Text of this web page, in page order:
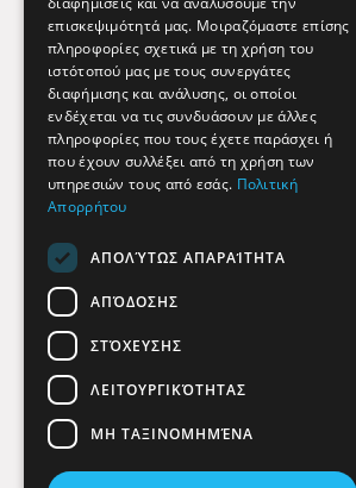
Απόρρητο
Όροι Χρήσης
Πολιτική προστασίας
Findhere
Social Media
επισκεψιμότητά μας. Μοιραζόμαστε επίσης
πληροφορίες σχετικά με τη χρήση του
ιστότοπού μας με τους συνεργάτες
διαφήμισης και ανάλυσης, οι οποίοι
ενδέχεται να τις συνδυάσουν με άλλες
πληροφορίες που τους έχετε παράσχει ή
που έχουν συλλέξει από τη χρήση των
υπηρεσιών τους από εσάς. Πολιτική
Απορρήτου
ΑΠΟΛΎΤΩΣ ΑΠΑΡΑΊΤΗΤΑ
ΑΠΌΔΟΣΗΣ
ΣΤΌΧΕΥΣΗΣ
ΛΕΙΤΟΥΡΓΙΚΌΤΗΤΑΣ
ΜΗ ΤΑΞΙΝΟΜΗΜΈΝΑ